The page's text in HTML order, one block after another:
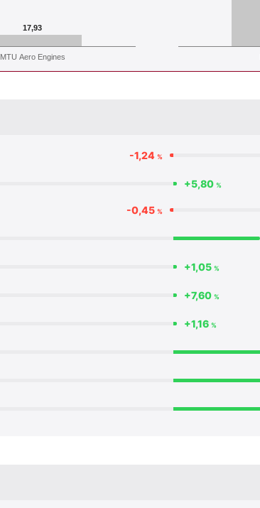
17,93
MTU Aero Engines
-1,24 %
+5,80 %
-0,45 %
+1,05 %
+7,60 %
+1,16 %